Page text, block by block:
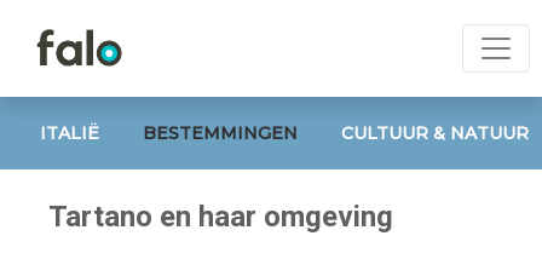
ITALIË BESTEMMINGEN CULTUUR & NATUUR
Tartano en haar omgeving